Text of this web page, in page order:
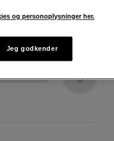
og personoplysninger her.
Jeg godkender